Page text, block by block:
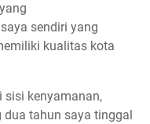
sendiri yang
kualitas kota
sisi kenyamanan,
tahun saya tinggal